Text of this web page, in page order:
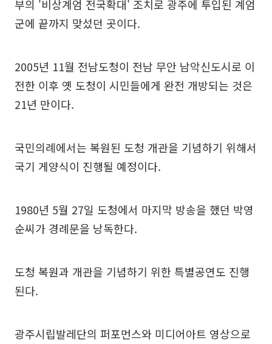
부의 '비상계엄 전국확대' 조치로 광주에 투입된 계엄
군에 끝까지 맞섰던 곳이다.
2005년 11월 전남도청이 전남 무안 남악신도시로 이
전한 이후 옛 도청이 시민들에게 완전 개방되는 것은
21년 만이다.
국민의례에서는 복원된 도청 개관을 기념하기 위해서
국기 게양식이 진행될 예정이다.
1980년 5월 27일 도청에서 마지막 방송을 했던 박영
순씨가 경례문을 낭독한다.
도청 복원과 개관을 기념하기 위한 특별공연도 진행
된다.
광주시립발레단의 퍼포먼스와 미디어아트 영상으로